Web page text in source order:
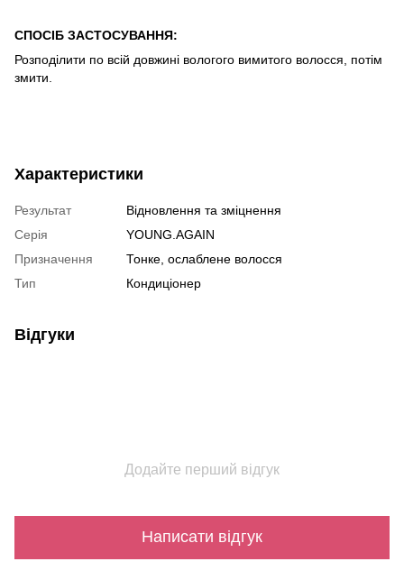
СПОСІБ ЗАСТОСУВАННЯ:
Розподілити по всій довжині вологого вимитого волосся, потім
змити.
Характеристики
Результат
Відновлення та зміцнення
Серія
YOUNG.AGAIN
Призначення
Тонке, ослаблене волосся
Тип
Кондиціонер
Відгуки
Додайте перший відгук
Написати відгук